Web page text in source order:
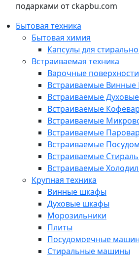
подарками от ckapbu.com
Бытовая техника
Бытовая химия
Капсулы для
Встраиваемая техника
Варочные поверхности
Встраиваемые
Встраиваемые
Встраиваемые
Встраиваемые
Встраиваемые
Встраиваемые
Встраиваемые
Встраиваемые
Крупная техника
Винные шкафы
Духовые шкафы
Морозильники
Плиты
Посудомоечные
Стиральные машины